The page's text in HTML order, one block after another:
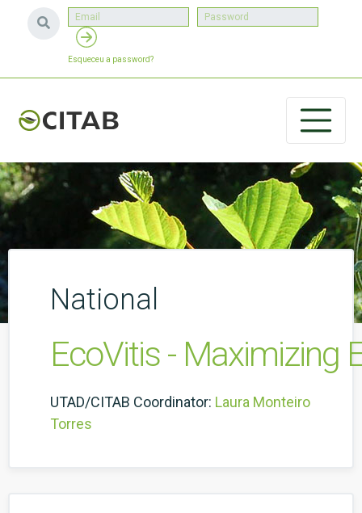
Esqueceu a password?
National
EcoVitis - Maximizing
UTAD/CITAB Coordinator: Laura Monteiro
Torres